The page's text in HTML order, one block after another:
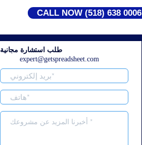
CALL NOW (518) 638 0006
طلب استشارة مجانية
expert@getspreadsheet.com